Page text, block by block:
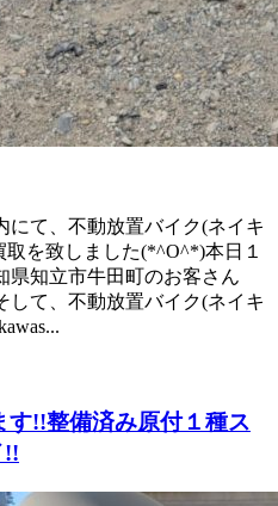
にて、不動放置バイク(ネイキ
取を致しました(*^O^*)本日１
県知立市牛田町のお客さん
して、不動放置バイク(ネイキ
す!!整備済み原付１種ス
!!